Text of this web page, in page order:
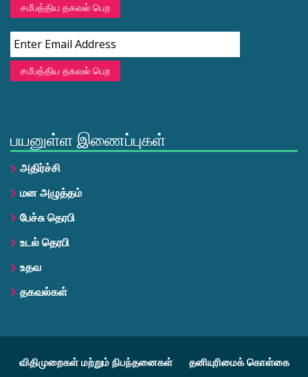
சமீபத்திய தகவல் பெற
சமீபத்திய தகவல் பெற
பயனுள்ள இணைப்புகள்
அதிர்ச்சி
மன அழுத்தம்
பேச்சு தெரபி
உடல் தெரபி
உதவ
தகவல்கள்
விதிமுறைகள் மற்றும் நிபந்தனைகள்
தனியுரிமைக் கொள்கை